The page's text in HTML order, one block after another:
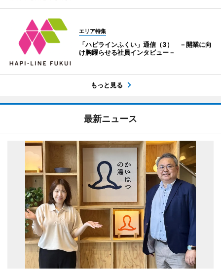
エリア特集
「ハピラインふくい」通信（3） －開業に向
け胸躍らせる社員インタビュー－
もっと見る
最新ニュース